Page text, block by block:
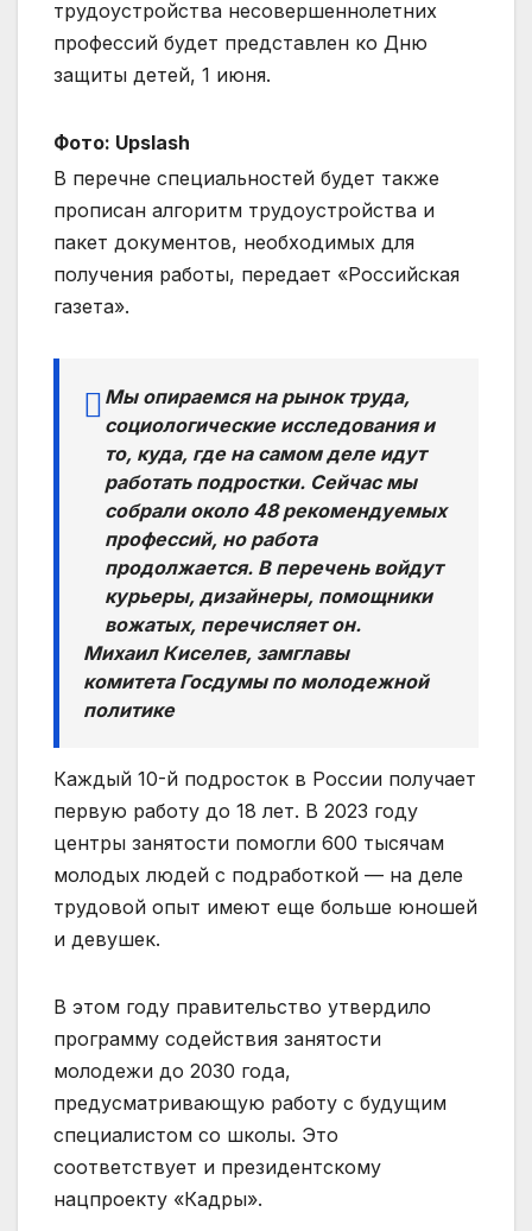
трудоустройства несовершеннолетних
профессий будет представлен ко Дню
защиты детей, 1 июня.
Фото: Upslash
В перечне специальностей будет также
прописан алгоритм трудоустройства и
пакет документов, необходимых для
получения работы, передает «Российская
газета».
Мы опираемся на рынок труда,
социологические исследования и
то, куда, где на самом деле идут
работать подростки. Сейчас мы
собрали около 48 рекомендуемых
профессий, но работа
продолжается. В перечень войдут
курьеры, дизайнеры, помощники
вожатых, перечисляет он.
Михаил Киселев, замглавы
комитета Госдумы по молодежной
политике
Каждый 10-й подросток в России получает
первую работу до 18 лет. В 2023 году
центры занятости помогли 600 тысячам
молодых людей с подработкой — на деле
трудовой опыт имеют еще больше юношей
и девушек.
В этом году правительство утвердило
программу содействия занятости
молодежи до 2030 года,
предусматривающую работу с будущим
специалистом со школы. Это
соответствует и президентскому
нацпроекту «Кадры».